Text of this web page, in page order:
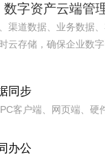
数字资产云端管
渠道数据、业务数据
云存储，确保企业数
同步
客户端、网页端、硬
办公